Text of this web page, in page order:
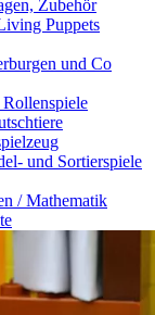
Zubehör
Puppets
und Co
und Sortierspiele
/ Mathematik